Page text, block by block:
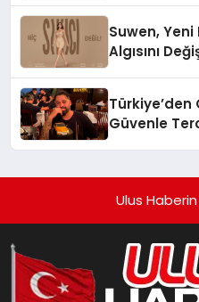
Suwen,
Algısını
Güvenle
Ulus